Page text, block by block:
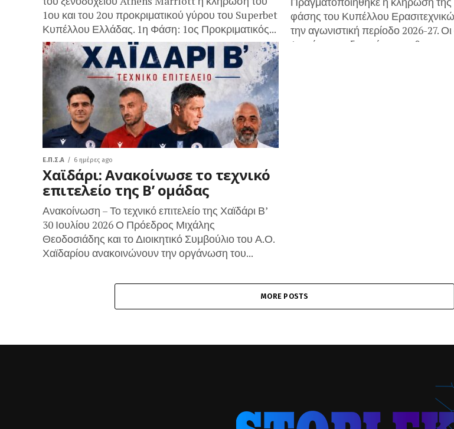
1ου και του 2ου προκριματικού γύρου του Superbet
Κυπέλλου Ελλάδας. 1η Φάση: 1ος Προκριματικός...
φάσης του Κυπέλλου
την αγωνιστική περίοδο 2026-27.
1η φάση της διοργάνωσης θα...
Ε.Π.Σ.Α 6 ημέρες ago
Χαϊδάρι: Ανακοίνωσε το τεχνικό
επιτελείο της Β’ ομάδας
Ανακοίνωση – Το τεχνικό επιτελείο της Χαϊδάρι Β’
30 Ιουλίου 2026 Ο Πρόεδρος Μιχάλης
Θεοδοσιάδης και το Διοικητικό Συμβούλιο του Α.Ο.
Χαϊδαρίου ανακοινώνουν την οργάνωση του...
MORE POSTS